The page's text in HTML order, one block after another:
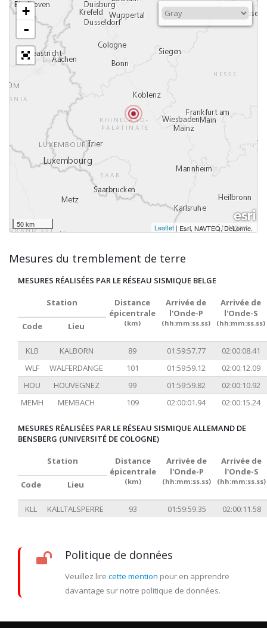
+
-
50 km Leaflet | Esri, NAVTEQ, DeLorme,
Mesures du tremblement de terre
MESURES RÉALISÉES PAR LE RÉSEAU SISMIQUE BELGE
Station
Distance
épicentrale
(km)
Arrivée de
l'Onde-P
(hh:mm:ss.ss)
Arrivée de
l'Onde-S
(hh:mm:ss.ss)
Code Lieu
KLB KALBORN 89 01:59:57.77
02:00:08.41
WLF
WALFERDANGE 101 01:59:59.12
02:00:12.09
HOU
HOUVEGNEZ 99 01:59:59.82
02:00:10.92
MEMH
MEMBACH 109 02:00:01.94 02:00:15.24
MESURES RÉALISÉES PAR LE RÉSEAU SISMIQUE ALLEMAND DE
BENSBERG (UNIVERSITÉ DE COLOGNE)
Station
Distance
épicentrale
(km)
Arrivée de
l'Onde-P
(hh:mm:ss.ss)
Arrivée de
l'Onde-S
(hh:mm:ss.ss)
Code Lieu
KLL KALLTALSPERRE 93 01:59:59.35 02:00:11.58
Politique de données
Veuillez lire cette mention pour en apprendre
davantage sur notre politique de données.